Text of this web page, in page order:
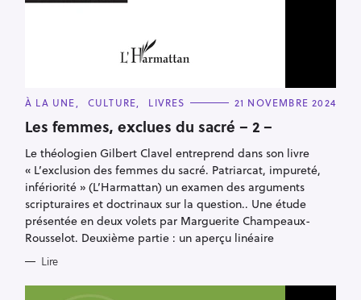
C
T
E
O
I
E
S
À LA UNE CULTURE LIVRES 21 NOVEMBRE 2024
Les femmes, exclues du sacré – 2 –
Le théologien Gilbert Clavel entreprend dans son livre
« L’exclusion des femmes du sacré. Patriarcat, impureté,
infériorité » (L’Harmattan) un examen des arguments
scripturaires et doctrinaux sur la question.. Une étude
présentée en deux volets par Marguerite Champeaux-
Rousselot. Deuxième partie : un aperçu linéaire
Lire